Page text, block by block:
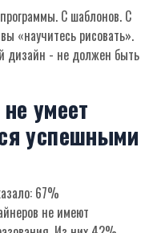
С шаблонов. С
«научитесь рисовать».
дизайн - не должен быть
умеет
успешными
67%
не имеют